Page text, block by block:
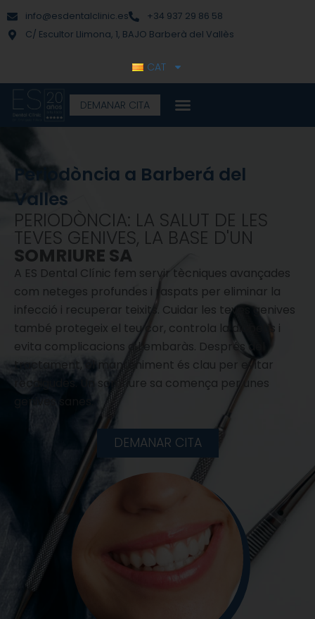
contingut
contingut
info@esdentalclinic.es
+34 937 29 86 58
C/ Escultor Llimona, 1, BAJO Barberà del Vallès
CAT
DEMANAR CITA
Periodòncia a Barberá del
Valles
PERIODÒNCIA: LA SALUT DE LES
TEVES GENIVES, LA BASE D'UN
SOMRIURE SA
A ES Dental Clínic fem servir tècniques avançades
com neteges profundes i raspats per eliminar la
infecció i recuperar teixits. Cuidar les teves genives
també protegeix el teu cor, controla la diabetis i
evita complicacions a l’embaràs. Després del
tractament, el manteniment és clau per evitar
recaigudes. Un somriure sa comença per unes
genives sanes.
DEMANAR CITA